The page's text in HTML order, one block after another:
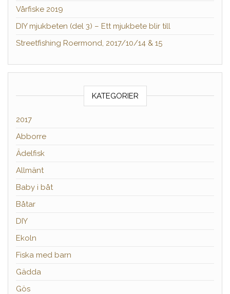
Vårfiske 2019
DIY mjukbeten (del 3) – Ett mjukbete blir till
Streetfishing Roermond, 2017/10/14 & 15
KATEGORIER
2017
Abborre
Ädelfisk
Allmänt
Baby i båt
Båtar
DIY
Ekoln
Fiska med barn
Gädda
Gös